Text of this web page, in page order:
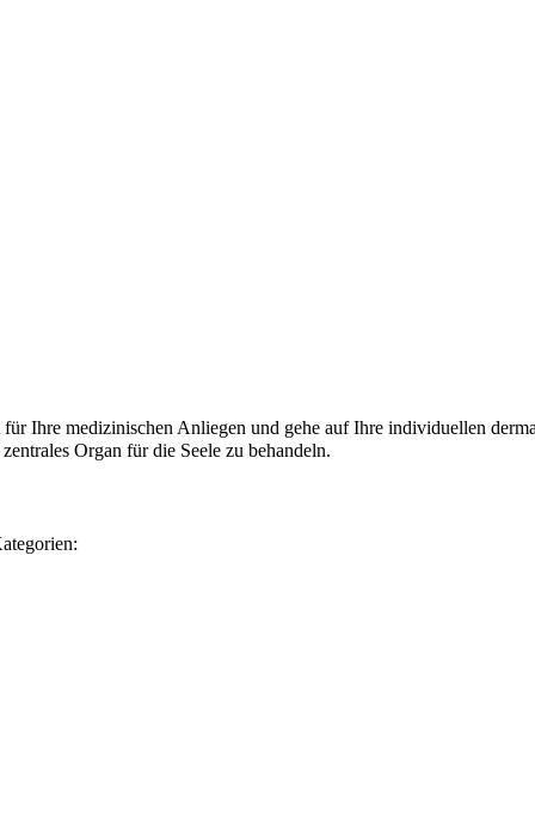
Ihre medizinischen Anliegen und gehe auf Ihre individuellen
Organ für die Seele zu behandeln.